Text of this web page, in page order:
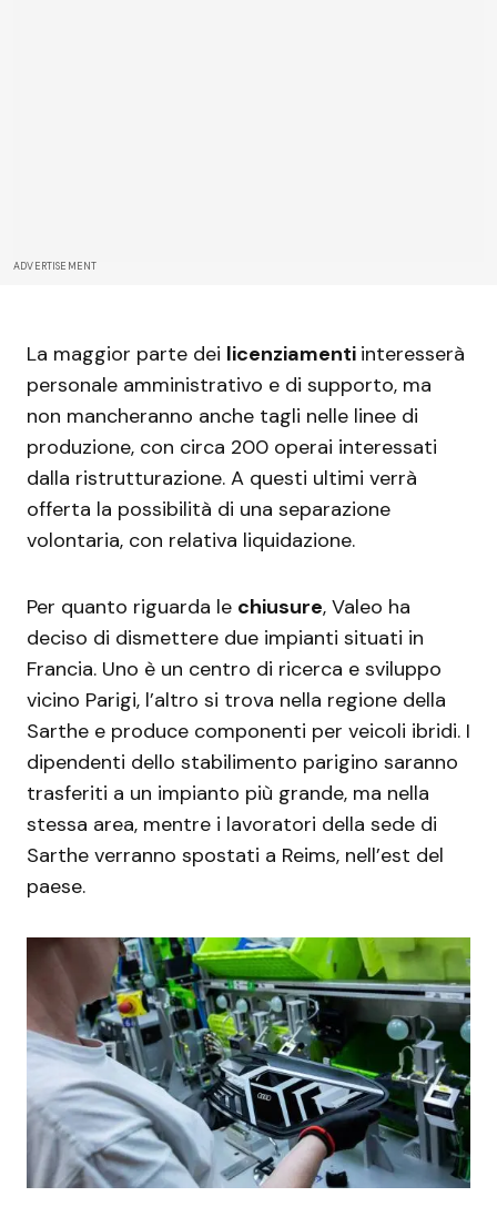
ADVERTISEMENT
La maggior parte dei licenziamenti interesserà
personale amministrativo e di supporto, ma
non mancheranno anche tagli nelle linee di
produzione, con circa 200 operai interessati
dalla ristrutturazione. A questi ultimi verrà
offerta la possibilità di una separazione
volontaria, con relativa liquidazione.
Per quanto riguarda le chiusure, Valeo ha
deciso di dismettere due impianti situati in
Francia. Uno è un centro di ricerca e sviluppo
vicino Parigi, l’altro si trova nella regione della
Sarthe e produce componenti per veicoli ibridi. I
dipendenti dello stabilimento parigino saranno
trasferiti a un impianto più grande, ma nella
stessa area, mentre i lavoratori della sede di
Sarthe verranno spostati a Reims, nell’est del
paese.